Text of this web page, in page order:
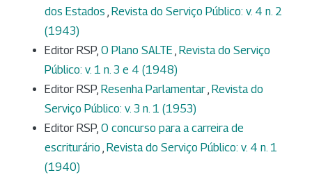
dos Estados , Revista do Serviço Público: v. 4 n. 2
(1943)
Editor RSP, O Plano SALTE , Revista do Serviço
Público: v. 1 n. 3 e 4 (1948)
Editor RSP, Resenha Parlamentar, Revista do
Serviço Público: v. 3 n. 1 (1953)
Editor RSP, O concurso para a carreira de
escriturário , Revista do Serviço Público: v. 4 n. 1
(1940)